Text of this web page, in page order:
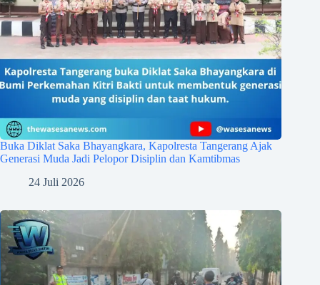
Buka Diklat Saka Bhayangkara, Kapolresta Tangerang Ajak
Generasi Muda Jadi Pelopor Disiplin dan Kamtibmas
24 Juli 2026